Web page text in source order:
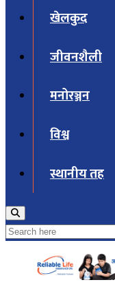
खेलकुद
जीवनशैली
मनोरञ्जन
विश्व
स्थानीय तह